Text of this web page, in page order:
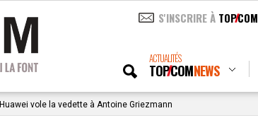
S'INSCRIRE À TOPCOM
ACTUALITÉS
TOPCOMNEWS
Huawei vole la vedette à Antoine Griezmann